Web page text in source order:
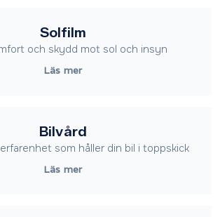
Solfilm
och skydd mot sol och insyn
Läs mer
Bilvård
som håller din bil i toppskick
Läs mer